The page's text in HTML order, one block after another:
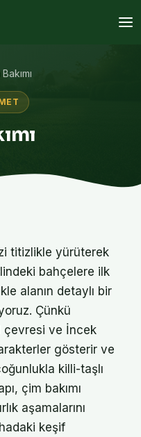
titizlikle yürüterek
bahçelere ilk
alanın detaylı bir
Çünkü
çevresi ve İncek
gösterir ve
killi-taşlı
çim bakımı
aşamalarını
keşif